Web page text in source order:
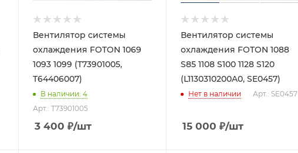
Вентилятор системы
охлаждения FOTON 1069
1093 1099 (T73901005,
T64406007)
В наличии: 4
Арт.: T73901005
3 400 ₽/шт
Вентилятор системы
охлаждения FOTON 1088
S85 1108 S100 1128 S120
(L1130310200A0, SE0457)
Нет в наличии Арт.: SE0457
15 000 ₽/шт